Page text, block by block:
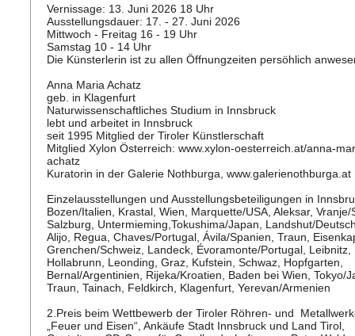
Vernissage: 13. Juni 2026 18 Uhr
Ausstellungsdauer: 17. - 27. Juni 2026
Mittwoch - Freitag 16 - 19 Uhr
Samstag 10 - 14 Uhr
Die Künsterlerin ist zu allen Öffnungzeiten persöhlich
Anna Maria Achatz
geb. in Klagenfurt
Naturwissenschaftliches Studium in Innsbruck
lebt und arbeitet in Innsbruck
seit 1995 Mitglied der Tiroler Künstlerschaft
Mitglied Xylon Österreich: www.xylon-oesterreich.at/anna-
achatz
Kuratorin in der Galerie Nothburga, www.galerienothburga.at
Einzelausstellungen und Ausstellungsbeteiligungen in
Bozen/Italien, Krastal, Wien, Marquette/USA, Aleksar, Vranje/
Salzburg, Untermieming,Tokushima/Japan, Landshut/
Alijo, Regua, Chaves/Portugal, Ávila/Spanien, Traun,
Grenchen/Schweiz, Landeck, Évoramonte/Portugal, Leibnitz,
Hollabrunn, Leonding, Graz, Kufstein, Schwaz, Hopfgarten,
Bernal/Argentinien, Rijeka/Kroatien, Baden bei Wien, Tokyo/
Traun, Tainach, Feldkirch, Klagenfurt, Yerevan/Armenien
2.Preis beim Wettbewerb der Tiroler Röhren- und
„Feuer und Eisen“, Ankäufe Stadt Innsbruck und Land Tirol,